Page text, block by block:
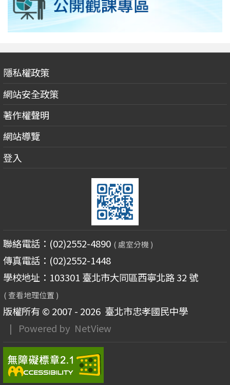
隱私權政策
網站安全政策
著作權聲明
網站導覽
登入
聯絡電話：(02)2552-4890 ( 處室分機 )
傳真電話：(02)2552-1448
學校地址：103301 臺北市大同區西寧北路 32 號
( 查看地理位置 )
版權所有 © 2007 - 2026臺北市忠孝國民中學
| Powered by NetView